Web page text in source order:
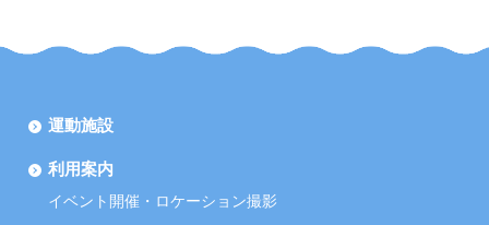
運動施設
利用案内
イベント開催・ロケーション撮影